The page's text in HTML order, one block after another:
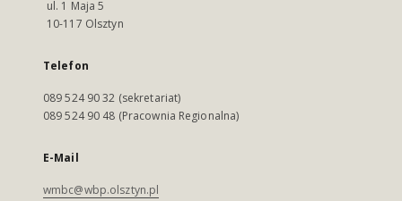
ul. 1 Maja 5
10-117 Olsztyn
Telefon
089 524 90 32 (sekretariat)
089 524 90 48 (Pracownia Regionalna)
E-Mail
wmbc@wbp.olsztyn.pl